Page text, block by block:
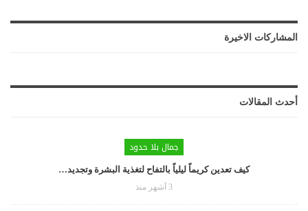
المشاركات الاخيرة
أحدث المقالات
جمال بلا حدود
كيف تعدين كريماً ليلياً بالتفاح لتغذية البشرة وتجديد…
3 أشهر منذ